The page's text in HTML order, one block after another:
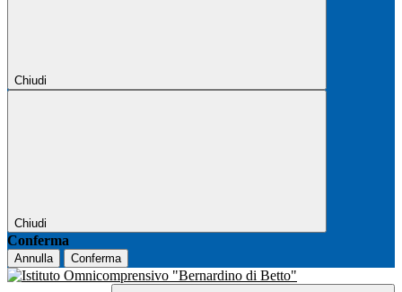
Chiudi
Chiudi
Conferma
Annulla Conferma